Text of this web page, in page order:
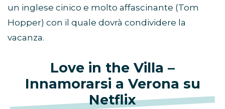
un inglese cinico e molto affascinante (Tom
Hopper) con il quale dovrà condividere la
vacanza.
Love in the Villa –
Innamorarsi a Verona su
Netflix